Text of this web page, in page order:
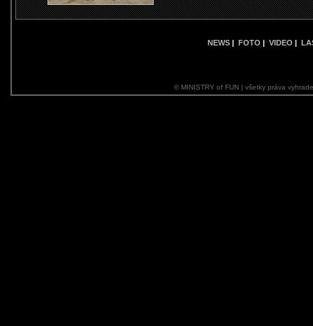
NEWS | FOTO | VIDEO |
© MINISTRY of FUN | všetky práva